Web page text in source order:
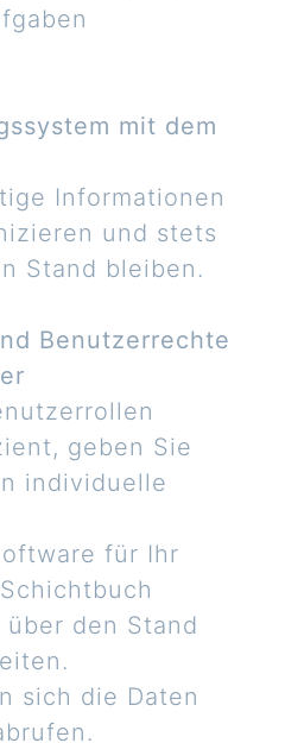
mit dem
Informationen
und stets
Stand bleiben.
Benutzerrechte
geben Sie
individuelle
für Ihr
den Stand
sich die Daten